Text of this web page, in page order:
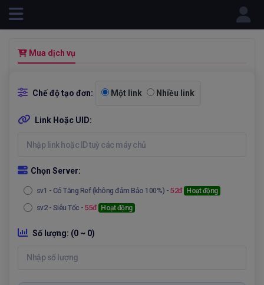
Mua dịch vụ
Chế độ tạo đơn: Một link Nhiều link
Link Hoặc UID:
Chọn Server:
sv1 - Có Tăng Ref (không đảm Bảo 100%) - 52đ Hoạt động
sv2 - Siêu Tốc - 55đ Hoạt động
Số lượng: (0 ~ 0)